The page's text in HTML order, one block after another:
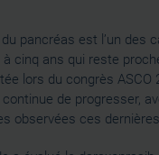
pancréas est l’un des
cinq ans qui reste
lors du congrès
de progresser,
observées ces